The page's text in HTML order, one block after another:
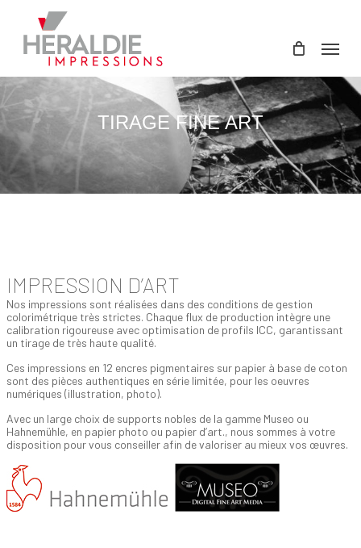
content
Menu
TIRAGE FINE ART
IMPRESSION D’ART
Nos impressions sont réalisées dans des conditions de gestion
colorimétrique très strictes. Chaque flux de production intègre une
calibration rigoureuse avec optimisation de profils ICC, garantissant
un tirage de très haute qualité.
Ces impressions en 12 encres pigmentaires sur papier à base de coton
sont des pièces authentiques en série limitée, pour les oeuvres
numériques (illustration, photo).
Avec un large choix de supports nobles de la gamme Museo ou
Hahnemühle, en papier photo ou papier d’art., nous sommes à votre
disposition pour vous conseiller afin de valoriser au mieux vos œuvres.